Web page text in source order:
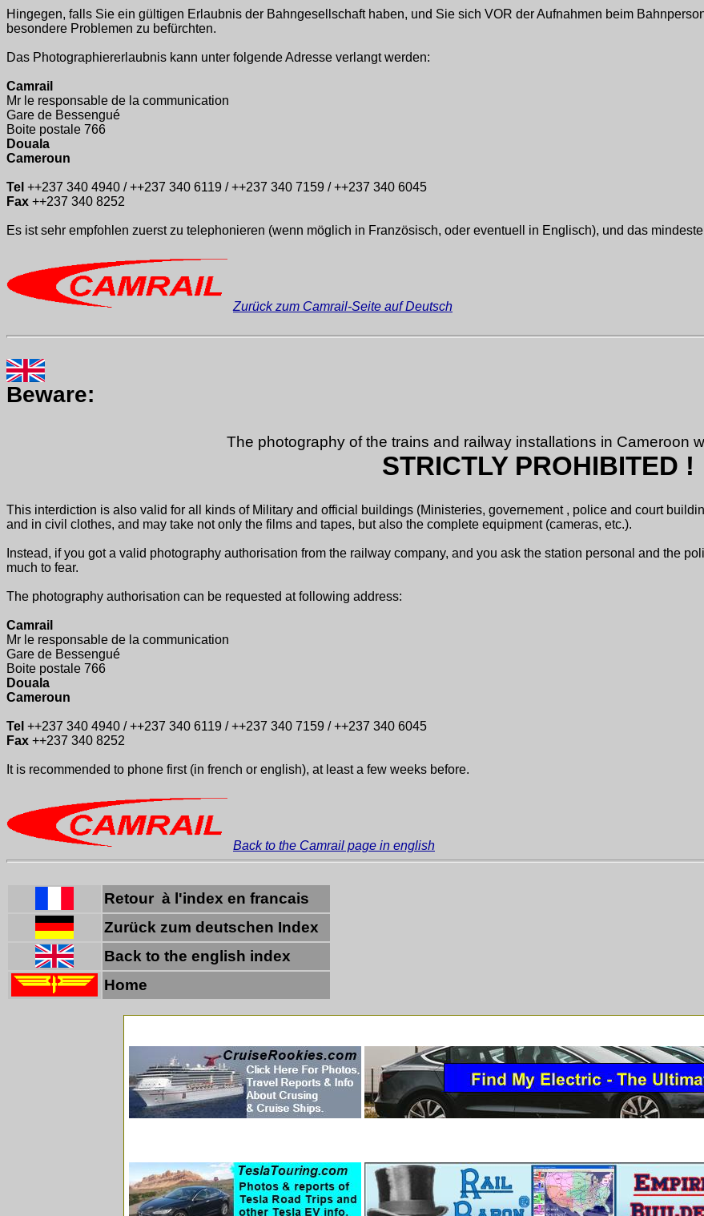
Hingegen, falls Sie ein gültigen Erlaubnis der Bahngesellschaft haben, und Sie sich VOR der Aufnahmen beim
besondere Problemen zu befürchten.
Das Photographiererlaubnis kann unter folgende Adresse verlangt werden:
Camrail
Mr le responsable de la communication
Gare de Bessengué
Boite postale 766
Douala
Cameroun
Tel ++237 340 4940 / ++237 340 6119 / ++237 340 7159 / ++237 340 6045
Fax ++237 340 8252
Es ist sehr empfohlen zuerst zu telephonieren (wenn möglich in Französisch, oder eventuell in Englisch), und das
Zurück zum Camrail-Seite auf Deutsch
Beware:
The photography of the trains and railway installations in Cameroon
STRICTLY PROHIBITED !
This interdiction is also valid for all kinds of Military and official buildings (Ministeries, governement , police and court
and in civil clothes, and may take not only the films and tapes, but also the complete equipment (cameras, etc.).
Instead, if you got a valid photography authorisation from the railway company, and you ask the station personal and the
much to fear.
The photography authorisation can be requested at following address:
Camrail
Mr le responsable de la communication
Gare de Bessengué
Boite postale 766
Douala
Cameroun
Tel ++237 340 4940 / ++237 340 6119 / ++237 340 7159 / ++237 340 6045
Fax ++237 340 8252
It is recommended to phone first (in french or english), at least a few weeks before.
Back to the Camrail page in english
Retour à l'index en francais
Zurück zum deutschen Index
Back to the english index
Home